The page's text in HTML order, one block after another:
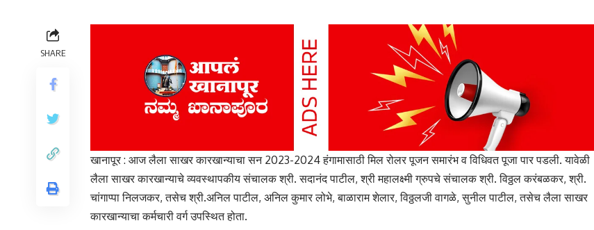
SHARE
खानापूर : आज लैला साखर कारखान्याचा सन 2023-2024 हंगामासाठी मिल रोलर पूजन समारंभ व विधिवत पूजा पार पडली. यावेळी
लैला साखर कारखान्याचे व्यवस्थापकीय संचालक श्री. सदानंद पाटील, श्री महालक्ष्मी ग्रुपचे संचालक श्री. विठ्ठल करंबळकर, श्री.
चांगाप्पा निलजकर, तसेच श्री.अनिल पाटील, अनिल कुमार लोभे, बाळाराम शेलार, विठ्ठलजी वागळे, सुनील पाटील, तसेच लैला साखर
कारखान्याचा कर्मचारी वर्ग उपस्थित होता.